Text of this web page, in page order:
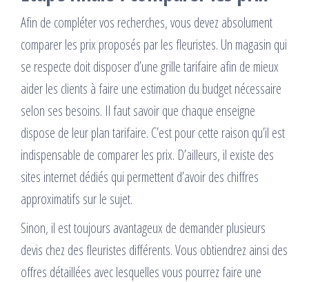
Afin de compléter vos recherches, vous devez absolument
comparer les prix proposés par les fleuristes. Un magasin qui
se respecte doit disposer d’une grille tarifaire afin de mieux
aider les clients à faire une estimation du budget nécessaire
selon ses besoins. Il faut savoir que chaque enseigne
dispose de leur plan tarifaire. C’est pour cette raison qu’il est
indispensable de comparer les prix. D’ailleurs, il existe des
sites internet dédiés qui permettent d’avoir des chiffres
approximatifs sur le sujet.
Sinon, il est toujours avantageux de demander plusieurs
devis chez des fleuristes différents. Vous obtiendrez ainsi des
offres détaillées avec lesquelles vous pourrez faire une